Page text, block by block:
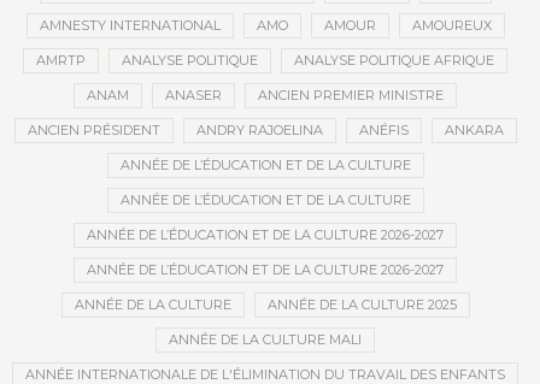
AMNESTY INTERNATIONAL AMO AMOUR AMOUREUX
AMRTP ANALYSE POLITIQUE ANALYSE POLITIQUE AFRIQUE
ANAM ANASER ANCIEN PREMIER MINISTRE
ANCIEN PRÉSIDENT ANDRY RAJOELINA ANÉFIS ANKARA
ANNÉE DE L’ÉDUCATION ET DE LA CULTURE
ANNÉE DE L’ÉDUCATION ET DE LA CULTURE
ANNÉE DE L’ÉDUCATION ET DE LA CULTURE 2026-2027
ANNÉE DE L’ÉDUCATION ET DE LA CULTURE 2026-2027
ANNÉE DE LA CULTURE ANNÉE DE LA CULTURE 2025
ANNÉE DE LA CULTURE MALI
ANNÉE INTERNATIONALE DE L'ÉLIMINATION DU TRAVAIL DES ENFANTS